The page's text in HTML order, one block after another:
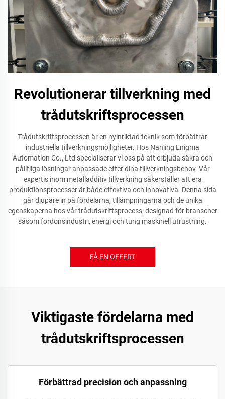
Revolutionerar tillverkning med
trådutskriftsprocessen
Trådutskriftsprocessen är en nyinriktad teknik som förbättrar
industriella tillverkningsmöjligheter. Hos Nanjing Enigma
Automation Co., Ltd specialiserar vi oss på att erbjuda säkra och
pålitliga lösningar anpassade efter dina tillverkningsbehov. Vår
expertis inom metalladditiv tillverkning säkerställer att era
produktionsprocesser är både effektiva och innovativa. Denna sida
går djupare in på fördelarna, tillämpningarna och de unika
egenskaperna hos vår trådutskriftsprocess, designad för branscher
såsom fordonsindustri, energi och tung maskinell utrustning.
FÅ EN OFFERT
Viktigaste fördelarna med
trådutskriftsprocessen
Förbättrad precision och anpassning